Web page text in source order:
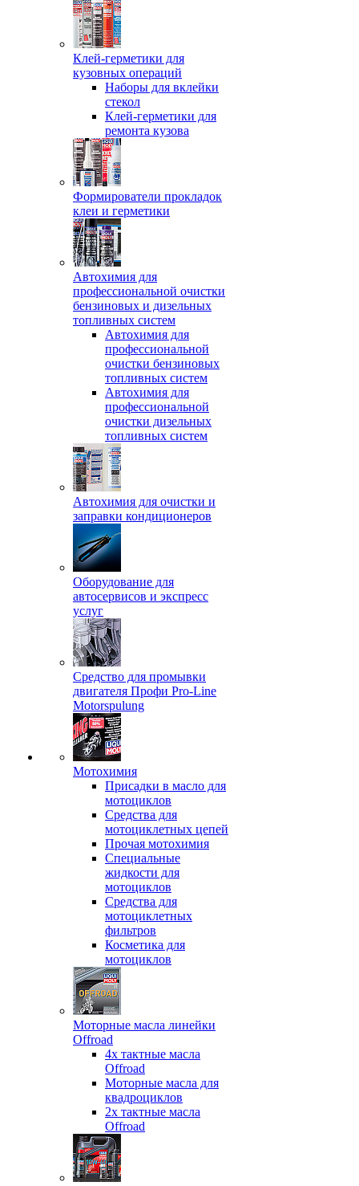
Клей-герметики для
кузовных операций
Наборы для вклейки
стекол
Клей-герметики для
ремонта кузова
Формирователи прокладок
клеи и герметики
Автохимия для
профессиональной очистки
бензиновых и дизельных
топливных систем
Автохимия для
профессиональной
очистки бензиновых
топливных систем
Автохимия для
профессиональной
очистки дизельных
топливных систем
Автохимия для очистки и
заправки кондиционеров
Оборудование для
автосервисов и экспресс
услуг
Средство для промывки
двигателя Профи Pro-Line
Motorspulung
Мотохимия
Присадки в масло для
мотоциклов
Средства для
мотоциклетных цепей
Прочая мотохимия
Специальные
жидкости для
мотоциклов
Средства для
мотоциклетных
фильтров
Косметика для
мотоциклов
Моторные масла линейки
Offroad
4х тактные масла
Offroad
Моторные масла для
квадроциклов
2х тактные масла
Offroad